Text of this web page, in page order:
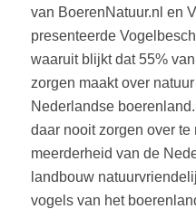
van BoerenNatuur.nl en
presenteerde
waaruit blijkt dat 55%
zorgen maakt over
Nederlandse
daar nooit zorgen over te
meerderheid van de
landbouw
vogels van het